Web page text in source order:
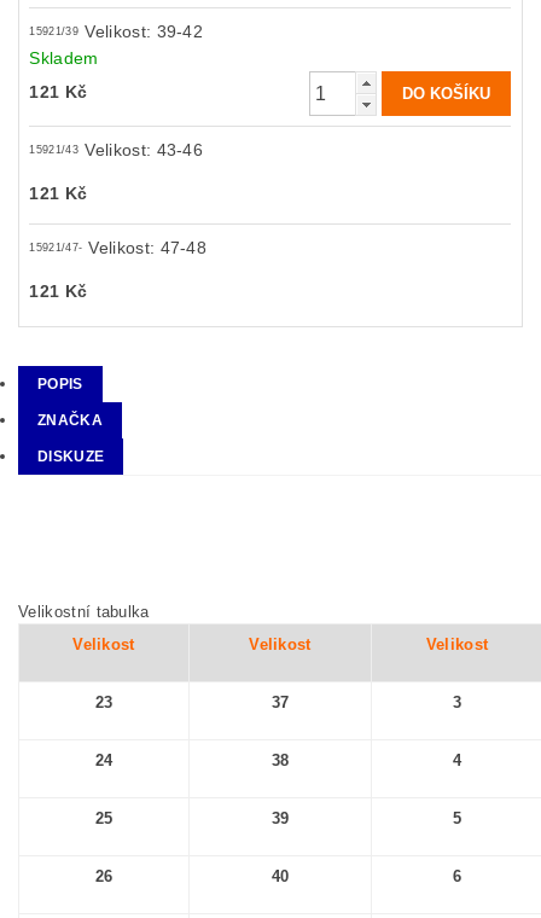
15921/39 Velikost: 39-42
Skladem
121 Kč
15921/43 Velikost: 43-46
121 Kč
15921/47- Velikost: 47-48
121 Kč
POPIS
ZNAČKA
DISKUZE
Velikostní tabulka
Velikost
Velikost Velikost
23 37 3
24 38 4
25 39 5
26 40 6